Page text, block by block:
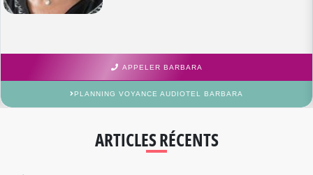
APPELER BARBARA
PLANNING VOYANCE AUDIOTEL BARBARA
ARTICLES RÉCENTS